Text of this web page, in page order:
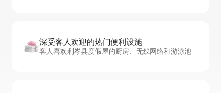
深受客人欢迎的热门便利设施
客人喜欢利岑县度假屋的厨房、无线网络和游泳池